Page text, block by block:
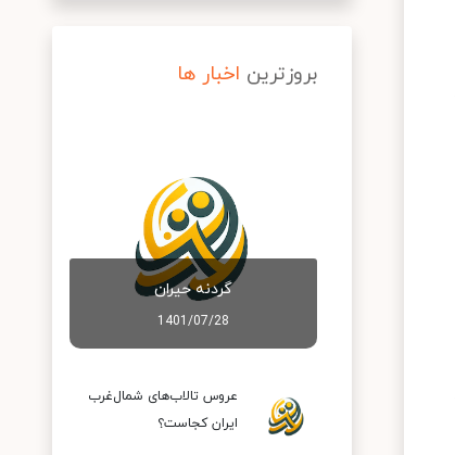
بروزترین اخبار ها
گردنه حیران
1401/07/28
عروس تالاب‌های شمال‌غرب
ایران کجاست؟